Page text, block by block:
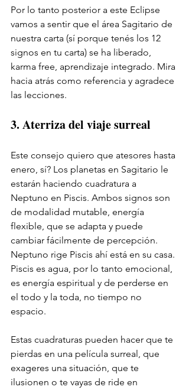
Por lo tanto posterior a este Eclipse
vamos a sentir que el área Sagitario de
nuestra carta (sí porque tenés los 12
signos en tu carta) se ha liberado,
karma free, aprendizaje integrado. Mira
hacia atrás como referencia y agradece
las lecciones.
3. Aterriza del viaje surreal
Este consejo quiero que atesores hasta
enero, sí? Los planetas en Sagitario le
estarán haciendo cuadratura a
Neptuno en Piscis. Ambos signos son
de modalidad mutable, energía
flexible, que se adapta y puede
cambiar fácilmente de percepción.
Neptuno rige Piscis ahí está en su casa.
Piscis es agua, por lo tanto emocional,
es energía espiritual y de perderse en
el todo y la toda, no tiempo no
espacio.
Estas cuadraturas pueden hacer que te
pierdas en una película surreal, que
exageres una situación, que te
ilusionen o te vayas de ride en